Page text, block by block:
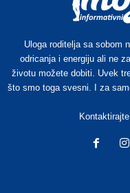
Uloga roditelja sa sobom
odricanja i energiju ali ne
životu možete dobiti. Uvek
što smo toga svesni. I za